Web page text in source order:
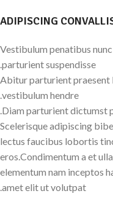
ADIPISCING
Vestibulum penatibus
parturient suspendisse.
Abitur parturient praesent
vestibulum hendre.
Diam parturient dictumst
Scelerisque adipiscing
lectus faucibus lobortis
eros.Condimentum a et
elementum nam inceptos
amet elit ut volutpat.